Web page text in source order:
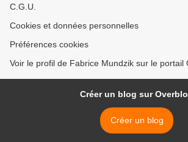
C.G.U.
Cookies et données personnelles
Préférences cookies
Voir le profil de Fabrice Mundzik sur le portail
Créer un blog sur
Créer un blog